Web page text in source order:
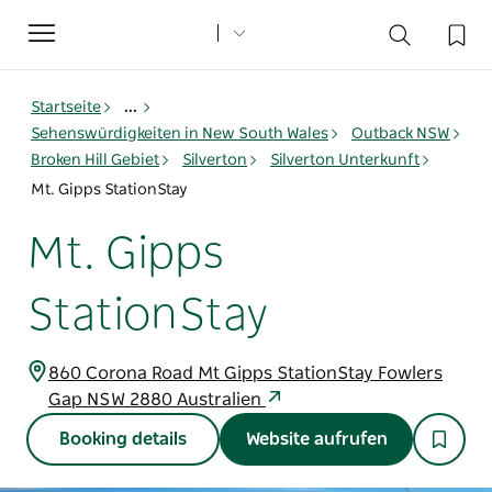
Toggle
navigation
Startseite
...
Sehenswürdigkeiten in New South Wales
Outback NSW
Broken Hill Gebiet
Silverton
Silverton Unterkunft
Mt. Gipps StationStay
Mt. Gipps
StationStay
860 Corona Road Mt Gipps StationStay Fowlers
Gap NSW 2880 Australien
Booking details Website aufrufen